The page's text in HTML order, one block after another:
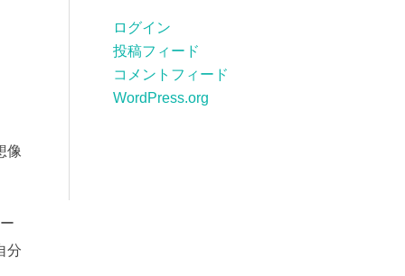
像
分
ログイン
投稿フィード
コメントフィード
WordPress.org